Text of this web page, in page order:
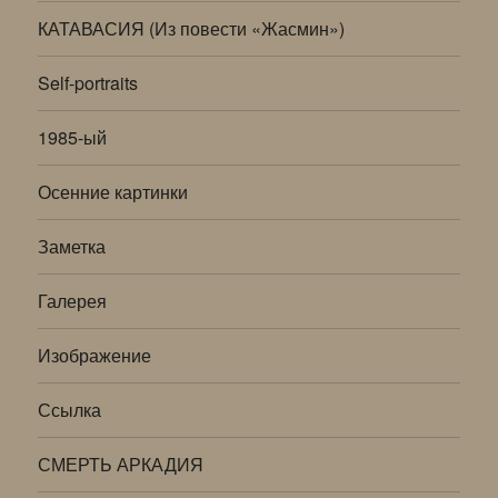
КАТАВАСИЯ (Из повести «Жасмин»)
Self-portraits
1985-ый
Осенние картинки
Заметка
Галерея
Изображение
Ссылка
СМЕРТЬ АРКАДИЯ